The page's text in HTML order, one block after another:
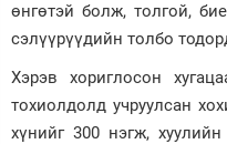
өнгөтэй болж, толгой,
сэлүүрүүдийн толбо
Хэрэв хориглосон
тохиолдолд учруулсан
хүнийг 300 нэгж,